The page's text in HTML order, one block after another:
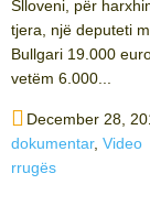
Slloveni, për
tjera, një deputeti
Bullgari 19.000
vetëm 6.000...
Posted
on
December 28,
dokumentar, Video
rrugës